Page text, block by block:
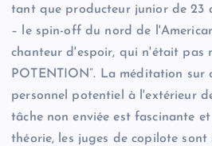
tant que producteur junior de 23
– le spin-off du nord de
chanteur d'espoir, qui n'était pas
POTENTION”. La méditation sur
personnel potentiel à l'extérieur
tâche non enviée est fascinante
théorie, les juges de copilote sont